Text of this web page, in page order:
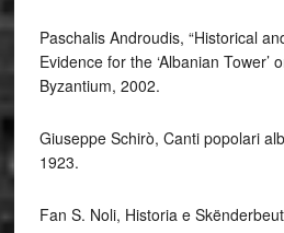
Paschalis Androudis, “Historical
Evidence for the ‘Albanian Tower’
Byzantium, 2002.
Giuseppe Schirò, Canti popolari
1923.
Fan S. Noli, Historia e